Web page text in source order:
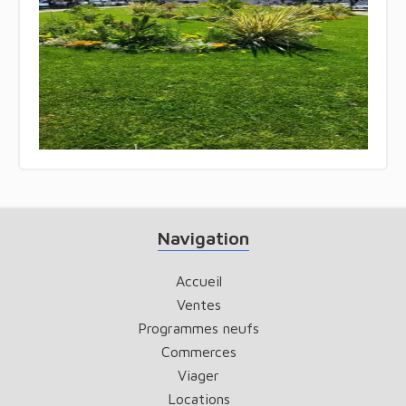
Navigation
Accueil
Ventes
Programmes neufs
Commerces
Viager
Locations